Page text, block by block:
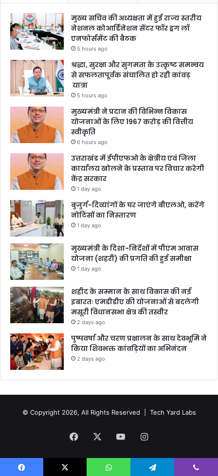
मुख्य सचिव की अध्यक्षता में हुई राज्य स्तरीय
नेशनल कोआर्डिनेशन सेंटर फॉर ड्रग लॉ
एनफोर्समेंट की बैठक
5 hours ago
श्रद्धा, सुरक्षा और सुगमता के उत्कृष्ट समन्वय
से सफलतापूर्वक संचालित हो रही कांवड़
यात्रा
5 hours ago
मुख्यमंत्री ने प्रदान की विभिन्न विकास
योजनाओं के लिए 1967 करोड़ की वित्तीय
स्वीकृति
6 hours ago
उत्तराखंड में ईपीएफओ के क्षेत्रीय एवं जिला
कार्यालय खोलने के प्रस्ताव पर विचार करेगी
केंद्र सरकार
1 day ago
बुजुर्ग-दिव्यांगों के घर जाएंगे बीएलओ, करेंगे
नोटिसों का निस्तारण
1 day ago
मुख्यमंत्री के दिशा-निर्देशों में पीएम आवास
योजना (शहरी) की प्रगति की हुई समीक्षा
1 day ago
शहीद के सम्मान के साथ विकास की नई
इबारतः एमडीडीए की योजनाओं से बदलेगी
मसूरी विधानसभा क्षेत्र की तस्वीर
2 days ago
पुष्पवर्षा और चरण प्रक्षालन के साथ देवभूमि ने
किया शिवभक्त कांवड़ियों का अभिनंदन
2 days ago
© Copyright 2026, All Rights Reserved | Tech Yard Labs
Facebook YouTubeInstagram